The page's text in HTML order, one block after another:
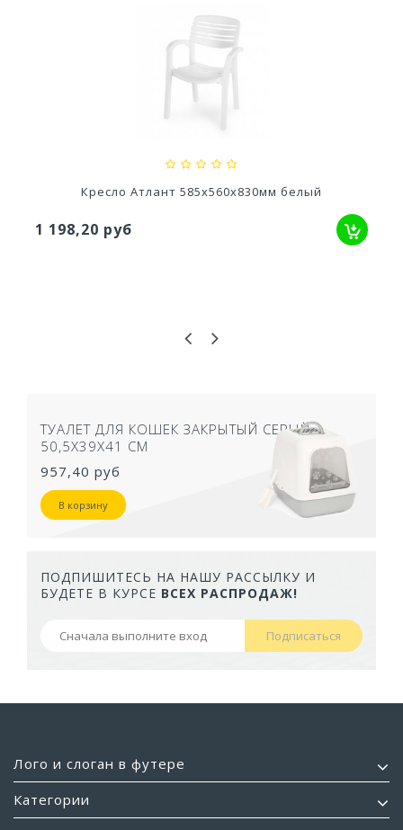
Кашпо Модерн Медиум 15Л (h 360) Цв. Серый...
Кресло Атлант 585х560х830мм белый
1 198,20 руб
ТУАЛЕТ ДЛЯ КОШЕК ЗАКРЫТЫЙ СЕРЫЙ
50,5Х39Х41 СМ
957,40 руб
В корзину
ПОДПИШИТЕСЬ НА НАШУ РАССЫЛКУ И
БУДЕТЕ В КУРСЕ ВСЕХ РАСПРОДАЖ!
Подписаться
Лого и слоган в футере
Категории